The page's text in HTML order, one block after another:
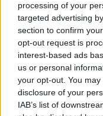
processing of your
targeted advertising
section to confirm
opt-out request is
interest-based ads
us or personal
your opt-out. You
disclosure of your
IAB’s list of